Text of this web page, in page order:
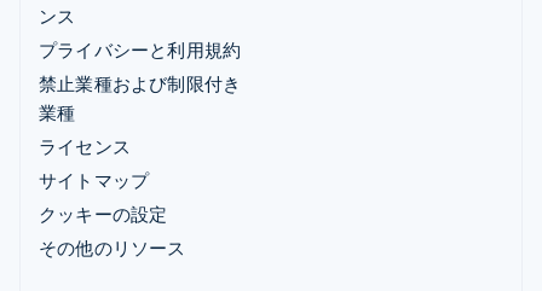
ンス
プライバシーと利用規約
禁止業種および制限付き
業種
ライセンス
サイトマップ
クッキーの設定
その他のリソース